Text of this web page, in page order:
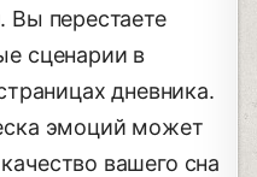
Вы перестаете
сценарии в
дневника.
эмоций может
вашего сна